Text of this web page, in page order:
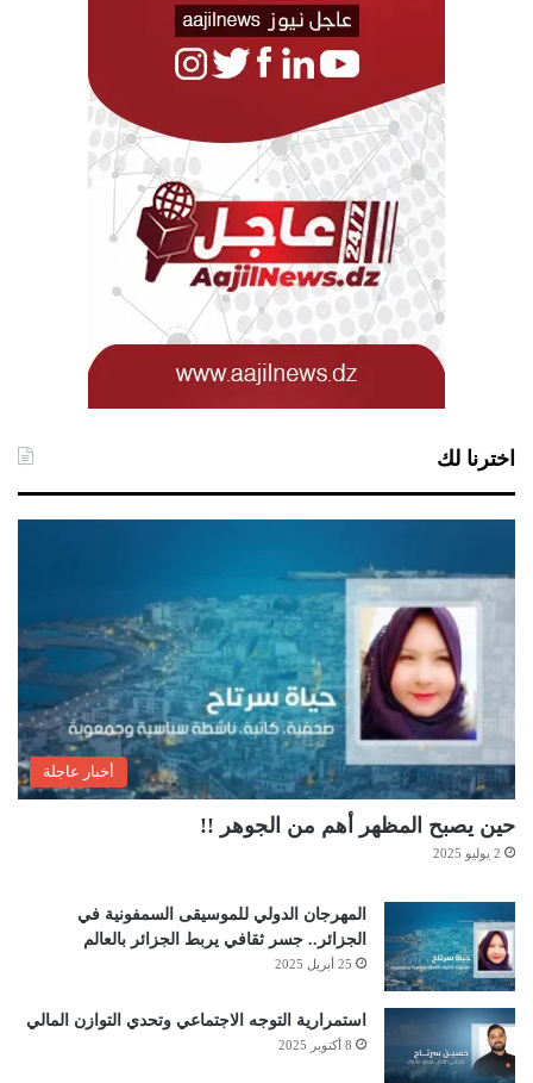
اخترنا لك
أخبار عاجلة
حين يصبح المظهر أهم من الجوهر !!
2 يوليو 2025
المهرجان الدولي للموسيقى السمفونية في
الجزائر.. جسر ثقافي يربط الجزائر بالعالم
25 أبريل 2025
استمرارية التوجه الاجتماعي وتحدي التوازن المالي
8 أكتوبر 2025